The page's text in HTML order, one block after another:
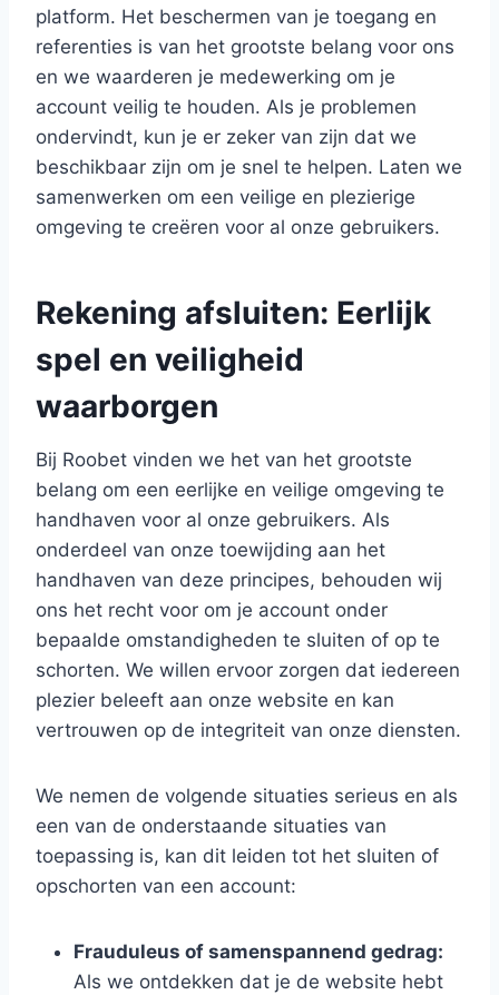
platform. Het beschermen van je toegang en
referenties is van het grootste belang voor ons
en we waarderen je medewerking om je
account veilig te houden. Als je problemen
ondervindt, kun je er zeker van zijn dat we
beschikbaar zijn om je snel te helpen. Laten we
samenwerken om een veilige en plezierige
omgeving te creëren voor al onze gebruikers.
Rekening afsluiten: Eerlijk
spel en veiligheid
waarborgen
Bij Roobet vinden we het van het grootste
belang om een eerlijke en veilige omgeving te
handhaven voor al onze gebruikers. Als
onderdeel van onze toewijding aan het
handhaven van deze principes, behouden wij
ons het recht voor om je account onder
bepaalde omstandigheden te sluiten of op te
schorten. We willen ervoor zorgen dat iedereen
plezier beleeft aan onze website en kan
vertrouwen op de integriteit van onze diensten.
We nemen de volgende situaties serieus en als
een van de onderstaande situaties van
toepassing is, kan dit leiden tot het sluiten of
opschorten van een account:
Frauduleus of samenspannend gedrag:
Als we ontdekken dat je de website hebt